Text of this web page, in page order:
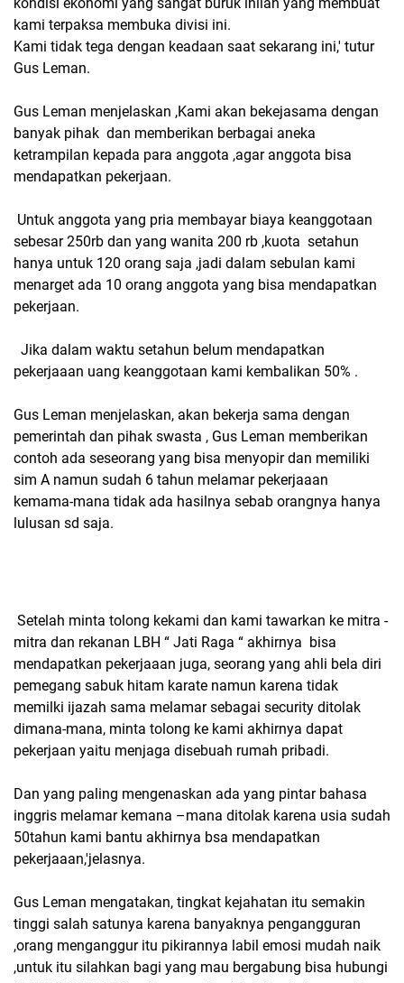
kami terpaksa membuka divisi ini.
Kami tidak tega dengan keadaan saat sekarang ini,' tutur
Gus Leman.
Gus Leman menjelaskan ,Kami akan bekejasama dengan
banyak pihak dan memberikan berbagai aneka
ketrampilan kepada para anggota ,agar anggota bisa
mendapatkan pekerjaan.
Untuk anggota yang pria membayar biaya keanggotaan
sebesar 250rb dan yang wanita 200 rb ,kuota setahun
hanya untuk 120 orang saja ,jadi dalam sebulan kami
menarget ada 10 orang anggota yang bisa mendapatkan
pekerjaan.
Jika dalam waktu setahun belum mendapatkan
pekerjaaan uang keanggotaan kami kembalikan 50% .
Gus Leman menjelaskan, akan bekerja sama dengan
pemerintah dan pihak swasta , Gus Leman memberikan
contoh ada seseorang yang bisa menyopir dan memiliki
sim A namun sudah 6 tahun melamar pekerjaaan
kemama-mana tidak ada hasilnya sebab orangnya hanya
lulusan sd saja.
Setelah minta tolong kekami dan kami tawarkan ke mitra -
mitra dan rekanan LBH “ Jati Raga “ akhirnya bisa
mendapatkan pekerjaaan juga, seorang yang ahli bela diri
pemegang sabuk hitam karate namun karena tidak
memilki ijazah sama melamar sebagai security ditolak
dimana-mana, minta tolong ke kami akhirnya dapat
pekerjaan yaitu menjaga disebuah rumah pribadi.
Dan yang paling mengenaskan ada yang pintar bahasa
inggris melamar kemana –mana ditolak karena usia sudah
50tahun kami bantu akhirnya bsa mendapatkan
pekerjaaan,'jelasnya.
Gus Leman mengatakan, tingkat kejahatan itu semakin
tinggi salah satunya karena banyaknya pengangguran
,orang menganggur itu pikirannya labil emosi mudah naik
,untuk itu silahkan bagi yang mau bergabung bisa hubungi